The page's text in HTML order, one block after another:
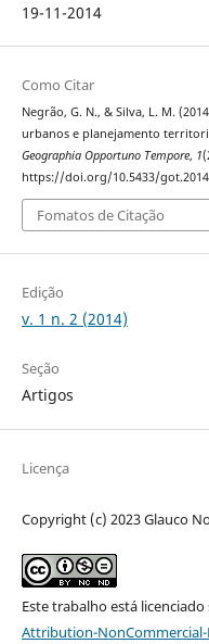
19-11-2014
Como Citar
Negrão, G. N., & Silva, L. M.
urbanos e planejamento
Geographia Opportuno Tempore, 1
https://doi.org/10.5433/
Fomatos de Citação
Edição
v. 1 n. 2 (2014)
Seção
Artigos
Licença
Copyright (c) 2023 Glauco
Este trabalho está
Attribution-